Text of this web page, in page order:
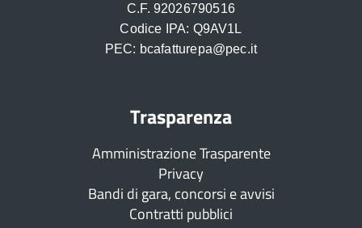
C.F. 92026790516
Codice IPA: Q9AV1L
PEC: bcafatturepa@pec.it
Trasparenza
Amministrazione Trasparente
Privacy
Bandi di gara, concorsi e avvisi
Contratti pubblici